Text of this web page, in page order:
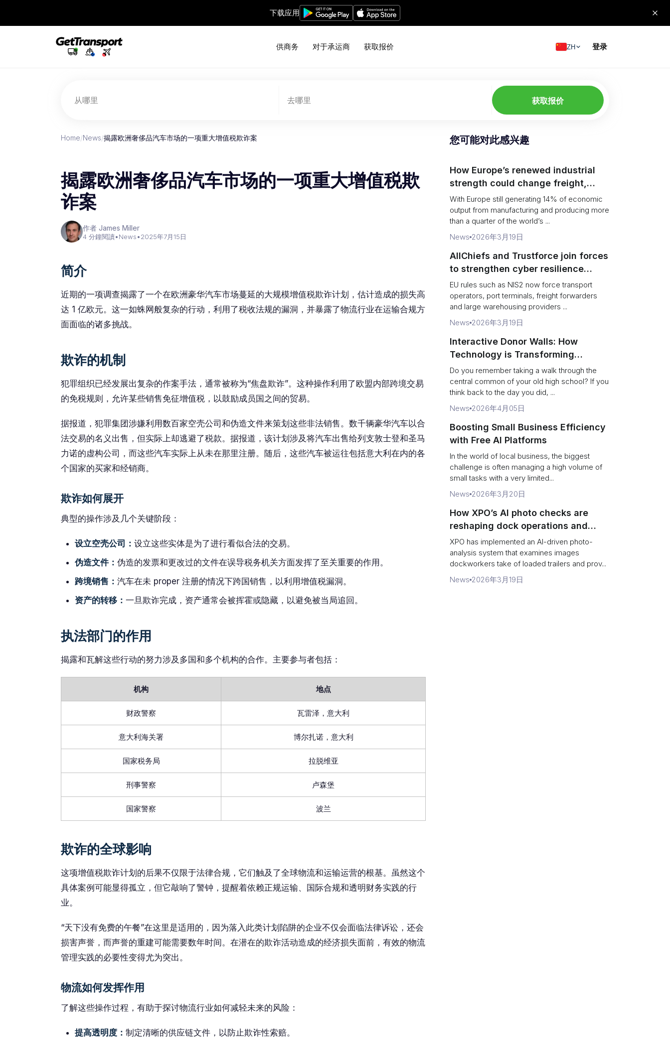
下载应用
供商务 对于承运商 获取报价 ZH 登录
从哪里 去哪里 获取报价
Home/News/揭露欧洲奢侈品汽车市场的一项重大增值税欺诈案
揭露欧洲奢侈品汽车市场的一项重大增值税欺
诈案
作者 James Miller
4 分鐘閱讀•News•2025年7月15日
简介
近期的一项调查揭露了一个在欧洲豪华汽车市场蔓延的大规模增值税欺诈计划，估计造成的损失高
达 1 亿欧元。这一如蛛网般复杂的行动，利用了税收法规的漏洞，并暴露了物流行业在运输合规方
面面临的诸多挑战。
欺诈的机制
犯罪组织已经发展出复杂的作案手法，通常被称为“焦盘欺诈”。这种操作利用了欧盟内部跨境交易
的免税规则，允许某些销售免征增值税，以鼓励成员国之间的贸易。
据报道，犯罪集团涉嫌利用数百家空壳公司和伪造文件来策划这些非法销售。数千辆豪华汽车以合
法交易的名义出售，但实际上却逃避了税款。据报道，该计划涉及将汽车出售给列支敦士登和圣马
力诺的虚构公司，而这些汽车实际上从未在那里注册。随后，这些汽车被运往包括意大利在内的各
个国家的买家和经销商。
欺诈如何展开
典型的操作涉及几个关键阶段：
设立空壳公司： 设立这些实体是为了进行看似合法的交易。
伪造文件： 伪造的发票和更改过的文件在误导税务机关方面发挥了至关重要的作用。
跨境销售： 汽车在未 proper 注册的情况下跨国销售，以利用增值税漏洞。
资产的转移： 一旦欺诈完成，资产通常会被挥霍或隐藏，以避免被当局追回。
执法部门的作用
揭露和瓦解这些行动的努力涉及多国和多个机构的合作。主要参与者包括：
机构 地点
财政警察 瓦雷泽，意大利
意大利海关署 博尔扎诺，意大利
国家税务局 拉脱维亚
刑事警察 卢森堡
国家警察 波兰
欺诈的全球影响
这项增值税欺诈计划的后果不仅限于法律合规，它们触及了全球物流和运输运营的根基。虽然这个
具体案例可能显得孤立，但它敲响了警钟，提醒着依赖正规运输、国际合规和透明财务实践的行
业。
“天下没有免费的午餐”在这里是适用的，因为落入此类计划陷阱的企业不仅会面临法律诉讼，还会
损害声誉，而声誉的重建可能需要数年时间。在潜在的欺诈活动造成的经济损失面前，有效的物流
管理实践的必要性变得尤为突出。
物流如何发挥作用
了解这些操作过程，有助于探讨物流行业如何减轻未来的风险：
提高透明度： 制定清晰的供应链文件，以防止欺诈性索赔。
您可能对此感兴趣
How Europe’s renewed industrial
strength could change freight,
ports and supply chains
With Europe still generating 14% of economic
output from manufacturing and producing more
than a quarter of the world’s ...
News 2026年3月19日
AllChiefs and Trustforce join forces
to strengthen cyber resilience
across logistics and leadership
EU rules such as NIS2 now force transport
operators, port terminals, freight forwarders
and large warehousing providers ...
News 2026年3月19日
Interactive Donor Walls: How
Technology is Transforming
Campus Philanthropy
Do you remember taking a walk through the
central common of your old high school? If you
think back to the day you did, ...
News 2026年4月05日
Boosting Small Business Efficiency
with Free AI Platforms
In the world of local business, the biggest
challenge is often managing a high volume of
small tasks with a very limited...
News 2026年3月20日
How XPO’s AI photo checks are
reshaping dock operations and
service response
XPO has implemented an AI-driven photo-
analysis system that examines images
dockworkers take of loaded trailers and prov...
News 2026年3月19日